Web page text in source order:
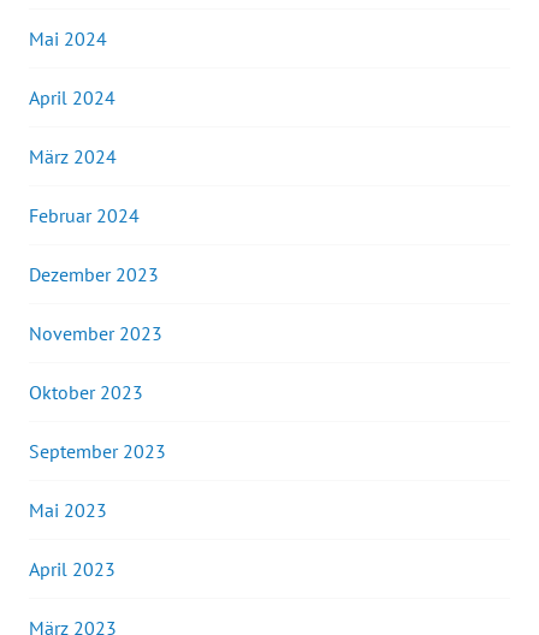
Mai 2024
April 2024
März 2024
Februar 2024
Dezember 2023
November 2023
Oktober 2023
September 2023
Mai 2023
April 2023
März 2023